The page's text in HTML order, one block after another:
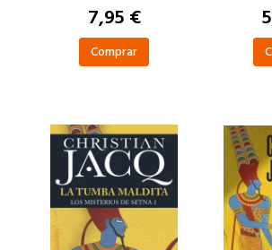
7,95 €
Comprar